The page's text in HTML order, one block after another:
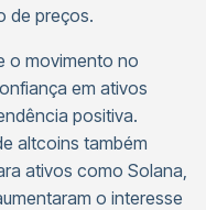
de preços.
o movimento no
em ativos
positiva.
altcoins também
ativos como Solana,
o interesse